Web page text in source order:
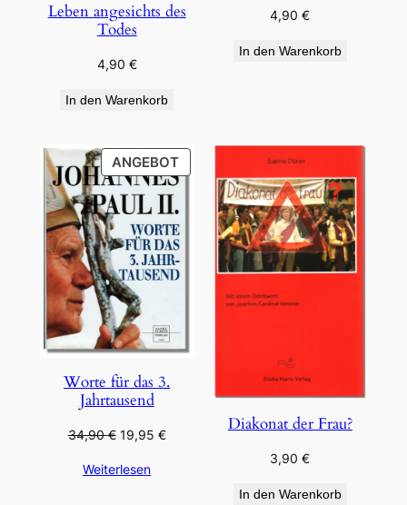
Leben angesichts des
Todes
4,90 €
In den Warenkorb
4,90€
In den Warenkorb
ANGEBOTPRODUKT
IM
ANGEBOT
Worte für das 3.
Jahrtausend
34,90€ Ursprünglicher
war:
19,95 €Aktueller
Weiterlesen
Diakonat der Frau?
3,90€
In den Warenkorb